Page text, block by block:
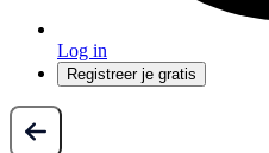
Log in
Registreer je gratis